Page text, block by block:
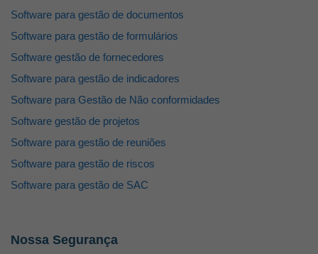
Software para gestão de documentos
Software para gestão de formulários
Software gestão de fornecedores
Software para gestão de indicadores
Software para Gestão de Não conformidades
Software gestão de projetos
Software para gestão de reuniões
Software para gestão de riscos
Software para gestão de SAC
Nossa Segurança